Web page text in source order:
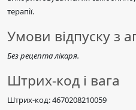
терапії.
Умови відпуску з
Без рецепта лікаря.
Штрих-код і вага
Штрих-код: 4670208210059